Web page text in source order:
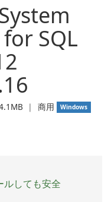
for SQL
❘ 商用
Windows
ルしても安全